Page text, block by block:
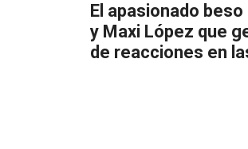
El apasionado beso
y Maxi López que
de reacciones en